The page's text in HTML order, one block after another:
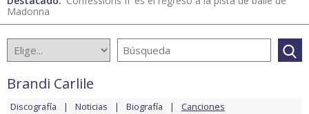
Madonna
Brandi Carlile
Discografía Noticias Biografía Canciones